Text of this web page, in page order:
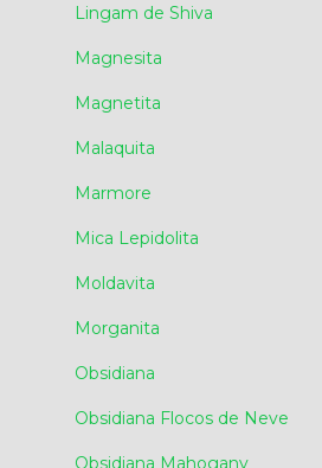
Lingam de Shiva
Magnesita
Magnetita
Malaquita
Marmore
Mica Lepidolita
Moldavita
Morganita
Obsidiana
Obsidiana Flocos de Neve
Obsidiana Mahogany